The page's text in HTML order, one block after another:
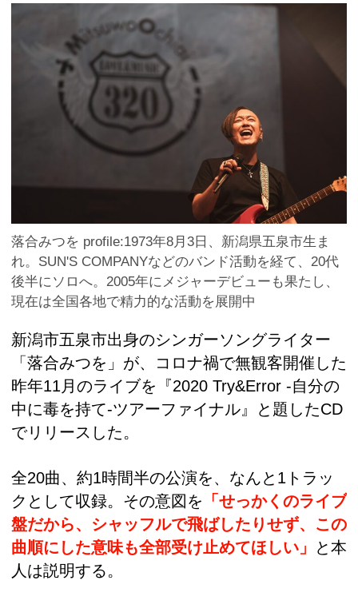
落合みつを profile:1973年8月3日、新潟県五泉市生ま
れ。SUN'S COMPANYなどのバンド活動を経て、20代
後半にソロへ。2005年にメジャーデビューも果たし、
現在は全国各地で精力的な活動を展開中
新潟市五泉市出身のシンガーソングライター
「落合みつを」が、コロナ禍で無観客開催した
昨年11月のライブを『2020 Try&Error -自分の
中に毒を持て-ツアーファイナル』と題したCD
でリリースした。
全20曲、約1時間半の公演を、なんと1トラッ
クとして収録。その意図を 「せっかくのライブ
盤だから、シャッフルで飛ばしたりせず、この
曲順にした意味も全部受け止めてほしい」
と本
人は説明する。